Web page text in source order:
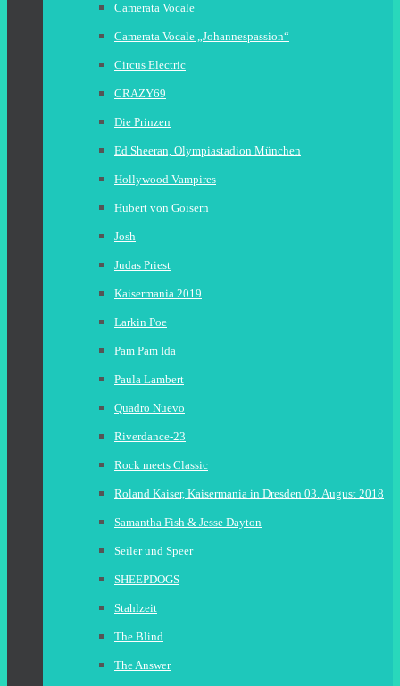
Camerata Vocale
Camerata Vocale „Johannespassion“
Circus Electric
CRAZY69
Die Prinzen
Ed Sheeran, Olympiastadion München
Hollywood Vampires
Hubert von Goisern
Josh
Judas Priest
Kaisermania 2019
Larkin Poe
Pam Pam Ida
Paula Lambert
Quadro Nuevo
Riverdance-23
Rock meets Classic
Roland Kaiser, Kaisermania in Dresden 03. August 2018
Samantha Fish & Jesse Dayton
Seiler und Speer
SHEEPDOGS
Stahlzeit
The Blind
The Answer